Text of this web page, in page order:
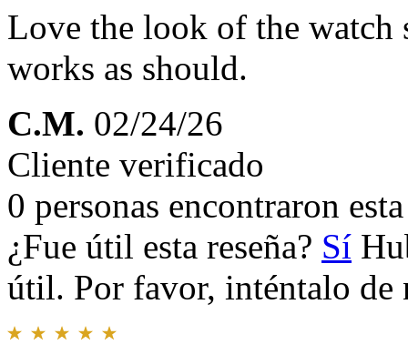
Love the look of the watch
works as should.
C.M. 02/24/26
Cliente verificado
0 personas encontraron
¿Fue útil esta reseña? Sí
útil. Por favor, inténtalo de